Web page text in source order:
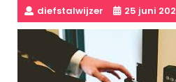
diefstalwijzer 25 juni